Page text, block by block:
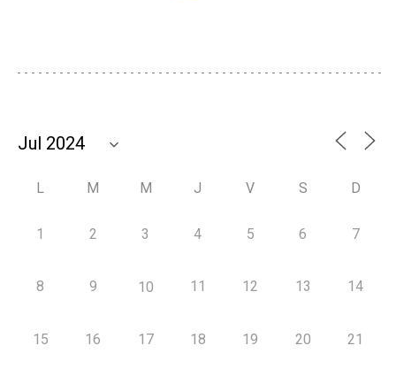
L M M J V S D
1 2 3 4 5 6 7
8 9 10 11 12 13 14
15 16 17 18 19 20 21